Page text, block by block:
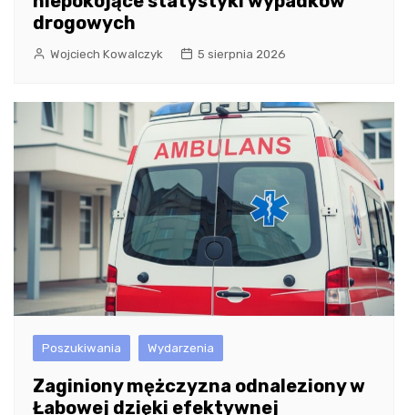
drogowych
Wojciech Kowalczyk 5 sierpnia 2026
Poszukiwania Wydarzenia
Zaginiony mężczyzna odnaleziony w
Łabowej dzięki efektywnej